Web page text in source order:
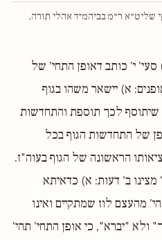
שליט״א ר״מ בביהמ״ד אהלי תורה,
י' כותב דאופן התחי' של
א) יישאר משהו בגוף
שיתוסף לכך תוספת והתחדשות
של התחדשות הגוף בכל
הראשונה של הגוף בעוה"ז.
מצינו ב' דעות: א) כדאיתא
מהעצם לוז שמתקיים ואינו
ולא "יברא", כי אופן התחי' תהי'